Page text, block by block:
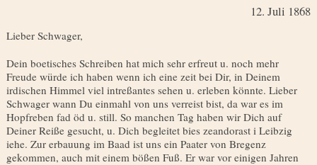
12. Juli 1868
Lieber Schwager,
Dein boetisches Schreiben hat mich sehr erfreut u. noch mehr
Freude würde ich haben wenn ich eine zeit bei Dir, in Deinem
irdischen Himmel viel intreßantes sehen u. erleben könnte. Lieber
Schwager wann Du einmahl von uns verreist bist, da war es im
Hopfreben fad öd u. still. So manchen Tag haben wir Dich auf
Deiner Reiße gesucht, u. Dich begleitet bies zeandorast i Leibzig
iehe. Zur erbauung im Baad ist uns ein Paater von Bregenz
gekommen, auch mit einem bößen Fuß. Er war vor einigen Jahren